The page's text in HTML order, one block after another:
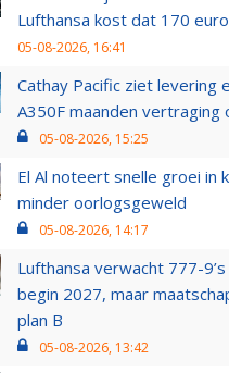
Lufthansa kost dat 170
05-08-2026, 16:41
Cathay Pacific ziet levering
A350F maanden vertraging
05-08-2026, 15:25
El Al noteert snelle groei in
minder oorlogsgeweld
05-08-2026, 14:17
Lufthansa verwacht 777-
begin 2027, maar
plan B
05-08-2026, 13:42